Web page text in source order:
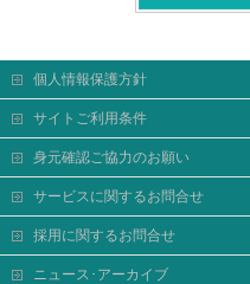
個人情報保護方針
サイトご利用条件
身元確認ご協力のお願い
サービスに関するお問合せ
採用に関するお問合せ
ニュース･アーカイブ